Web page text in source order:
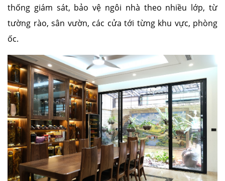
thống giám sát, bảo vệ ngôi nhà theo nhiều lớp, từ
tường rào, sân vườn, các cửa tới từng khu vực, phòng
ốc.